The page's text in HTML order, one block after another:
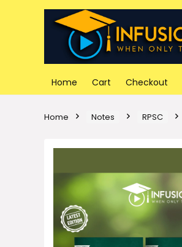
Home Cart Checkout
Home Notes RPSC